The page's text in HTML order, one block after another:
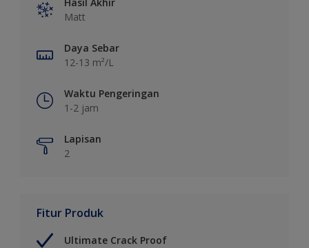
Matt
Daya Sebar
12-13 m²/L
Waktu Pengeringan
1-2 jam
Lapisan
2
Fitur Produk
Ultimate Crack Proof